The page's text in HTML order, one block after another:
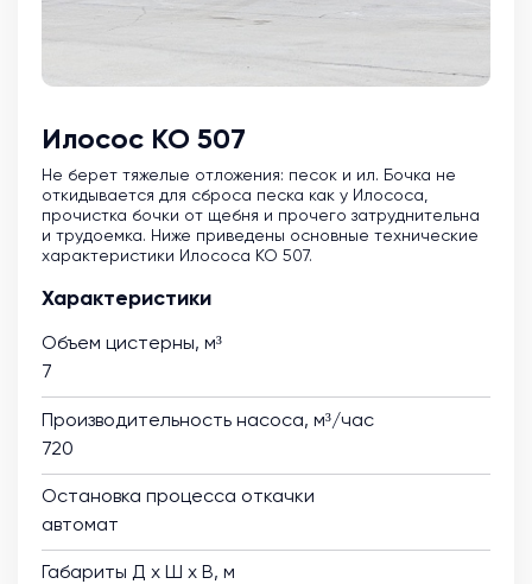
Илосос КО 507
Не берет тяжелые отложения: песок и ил. Бочка не
откидывается для сброса песка как у Илососа,
прочистка бочки от щебня и прочего затруднительна
и трудоемка. Ниже приведены основные технические
характеристики Илососа КО 507.
Характеристики
Объем цистерны, м³
7
Производительность насоса, м³/час
720
Остановка процесса откачки
автомат
Габариты Д х Ш х В, м